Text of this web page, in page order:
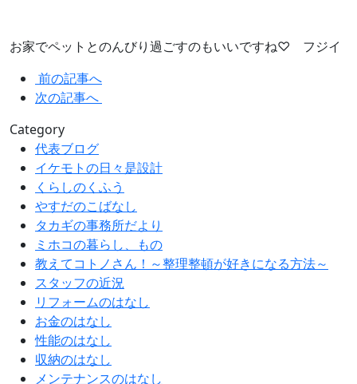
お家でペットとのんびり過ごすのもいいですね♡ フジイ
前の記事へ
次の記事へ
Category
代表ブログ
イケモトの日々是設計
くらしのくふう
やすだのこばなし
タカギの事務所だより
ミホコの暮らし、もの
教えてコトノさん！～整理整頓が好きになる方法～
スタッフの近況
リフォームのはなし
お金のはなし
性能のはなし
収納のはなし
メンテナンスのはなし